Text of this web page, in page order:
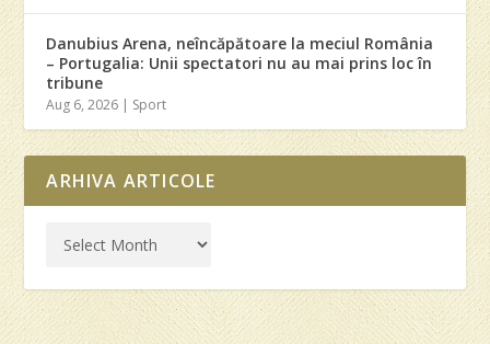
Danubius Arena, neîncăpătoare la meciul România
– Portugalia: Unii spectatori nu au mai prins loc în
tribune
Aug 6, 2026 | Sport
ARHIVA ARTICOLE